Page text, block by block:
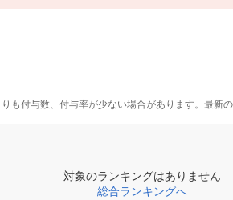
付与数、付与率が少ない場合があります。最新
対象のランキングはありません
総合ランキングへ